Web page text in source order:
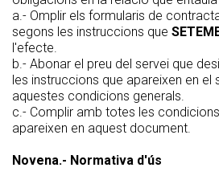
a.- Omplir els formularis de
segons les instruccions que
l'efecte.
b.- Abonar el preu del servei que
les instruccions que apareixen en el
aquestes condicions generals.
c.- Complir amb totes les
apareixen en aquest document.
Novena.- Normativa d'ús